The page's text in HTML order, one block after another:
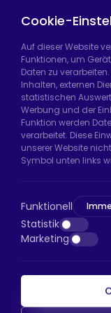
Casters
Hadımköy
Uzunçayır
Arnavutköy/
Telefon: +90
E-Mail:
D:a, 34045
Telefon:+90
E-Mail:
Cookie-
Auf dieser Website
Funktionen, um
Daten zu
Inhalten, externen
statistischen
Werbung und der
Funktion werden
verarbeitet. Diese
unserer Website
Symbol unten links
Funktionell
Statistik
Marketing